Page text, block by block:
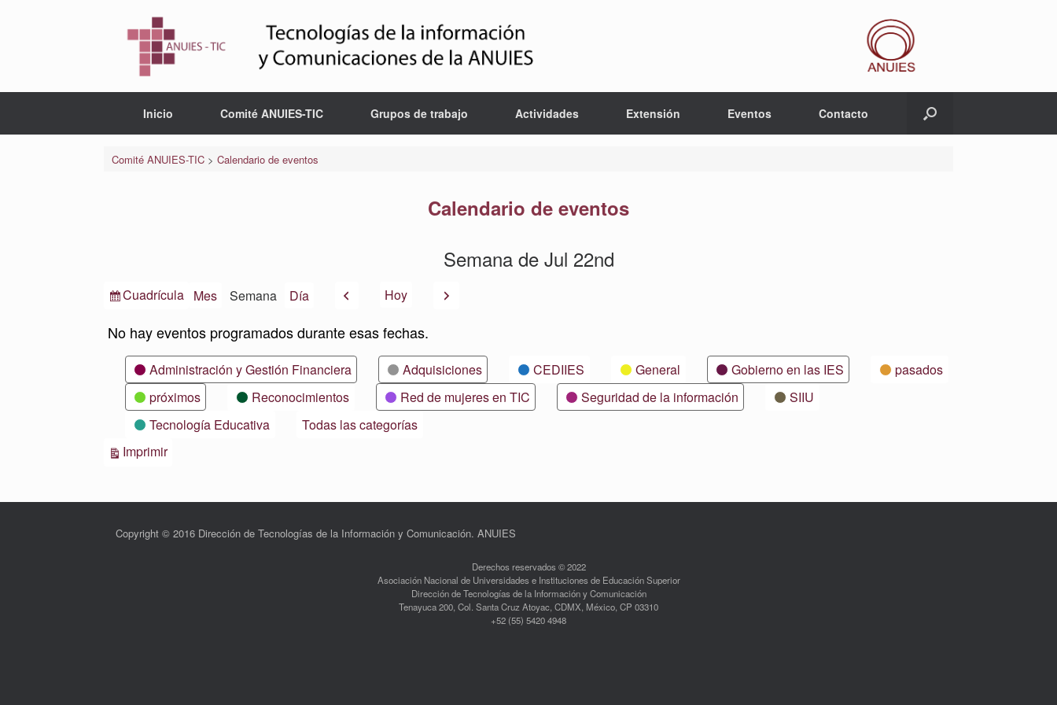
Inicio Comité ANUIES-TIC Grupos de trabajo Actividades Extensión Eventos Contacto
Comité ANUIES-TIC> Calendario de eventos
Calendario de eventos
Semana de Jul 22nd
Ver
Cuadrícula Mes Semana Día AnteriorHoy Siguiente
No hay eventos programados durante esas fechas.
CategoríasAdministración y Gestión Financiera Adquisiciones CEDIIES General Gobierno en las IES
pasados
próximos
Reconocimientos Red de mujeres en TIC Seguridad de la información
SIIU
Tecnología Educativa
Todas las categorías
ImprimirVistas
Copyright © 2016 Dirección de Tecnologías de la Información y Comunicación. ANUIES
Derechos reservados © 2022
Asociación Nacional de Universidades e Instituciones de Educación Superior
Dirección de Tecnologías de la Información y Comunicación
Tenayuca 200, Col. Santa Cruz Atoyac, CDMX, México, CP 03310
+52 (55) 5420 4948